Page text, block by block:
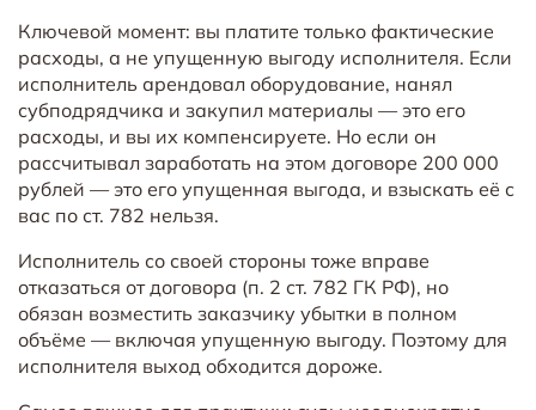
Ключевой момент: вы платите только фактические
расходы, а не упущенную выгоду исполнителя. Если
исполнитель арендовал оборудование, нанял
субподрядчика и закупил материалы — это его
расходы, и вы их компенсируете. Но если он
рассчитывал заработать на этом договоре 200 000
рублей — это его упущенная выгода, и взыскать её с
вас по ст. 782 нельзя.
Исполнитель со своей стороны тоже вправе
отказаться от договора (п. 2 ст. 782 ГК РФ), но
обязан возместить заказчику убытки в полном
объёме — включая упущенную выгоду. Поэтому для
исполнителя выход обходится дороже.